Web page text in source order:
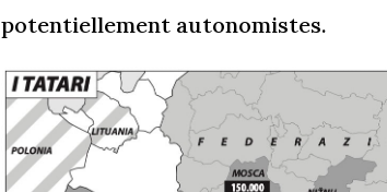
potentiellement autonomistes.